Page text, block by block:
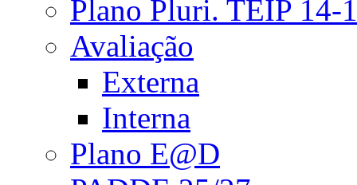
Plano Pluri. TEIP 14-
Avaliação
Externa
Interna
Plano E@D